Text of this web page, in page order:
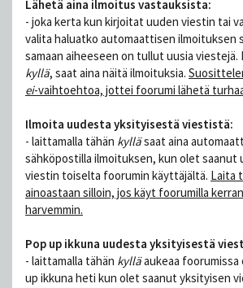
Lähetä aina ilmoitus vastauksista:
- joka kerta kun kirjoitat uuden viestin tai
valita haluatko automaattisen ilmoituksen
samaan aiheeseen on tullut uusia viestejä.
kyllä, saat aina näitä ilmoituksia.
ei-vaihtoehtoa, jottei foorumi lähetä
Ilmoita uudesta yksityisestä viestistä:
- laittamalla tähän kylläsaat aina
sähköpostilla ilmoituksen, kun olet saanut
viestin toiselta foorumin käyttäjältä. Laita
ainoastaan silloin, jos käyt foorumilla
harvemmin.
Pop up ikkuna uudesta yksityisestä
- laittamalla tähän kylläaukeaa foorumissa
up ikkuna heti kun olet saanut yksityisen